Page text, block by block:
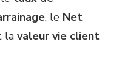
, le Net
la valeur vie client